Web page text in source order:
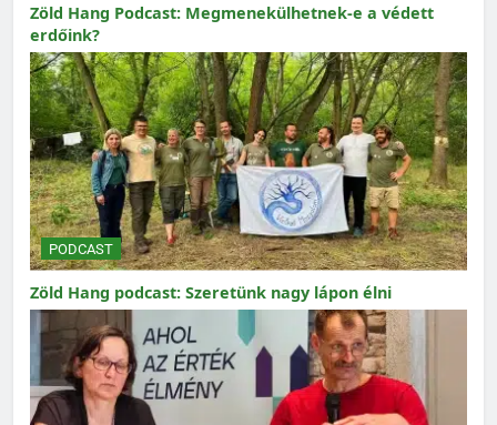
Zöld Hang Podcast: Megmenekülhetnek-e a védett
erdőink?
PODCAST
Zöld Hang podcast: Szeretünk nagy lápon élni